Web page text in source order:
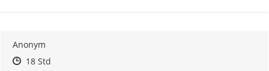
Anonym
Zeitpunkt des Erstellens
Zeitpunkt des Erstellens
18 StdZur Äußerung